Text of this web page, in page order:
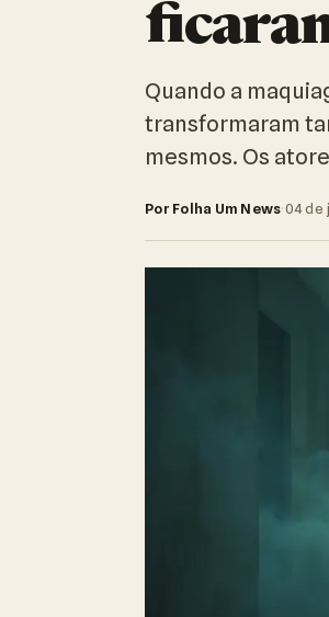
Quando a
transformaram
mesmos. Os
Por Folha Um News·04 de